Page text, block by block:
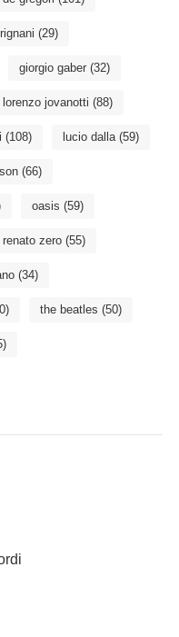
(29)
giorgio gaber(32)
lorenzo jovanotti (88)
(108) lucio dalla(59)
(66)
oasis (59)
renato zero(55)
(34)
the beatles (50)